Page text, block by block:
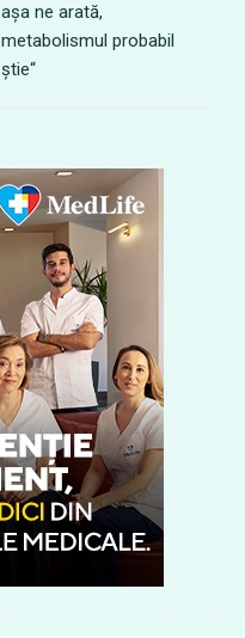
așa ne arată,
metabolismul probabil
știe“